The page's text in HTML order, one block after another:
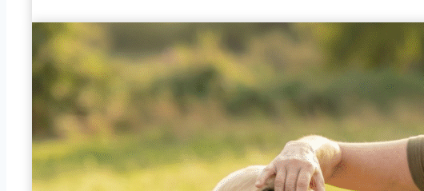
Hautprobleme
beim
Hund:
Ursachen
&
Hilfe
gegen